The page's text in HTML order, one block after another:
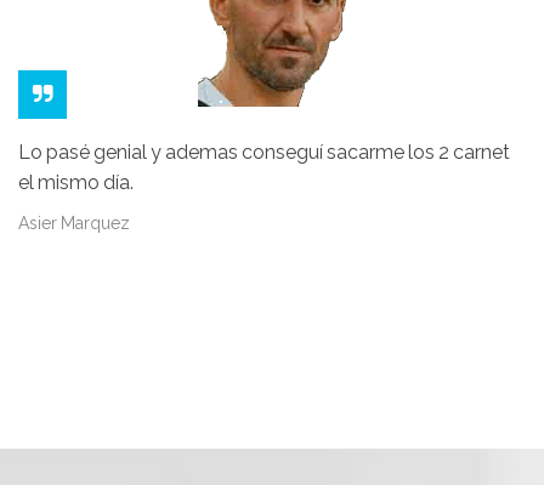
Lo pasé genial y ademas conseguí sacarme los 2 carnet
el mismo día.
Asier Marquez